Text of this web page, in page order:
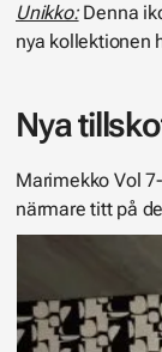
Unikko:Denna
nya kollektionen
Nya
Marimekko Vol
närmare titt på